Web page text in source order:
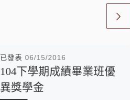
已發表06/15/2016
104下學期成績畢業班優
異獎學金